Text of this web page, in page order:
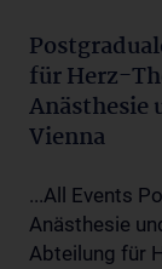
für Herz-
Vienna
...All Events
Anästhesie
Abteilung für